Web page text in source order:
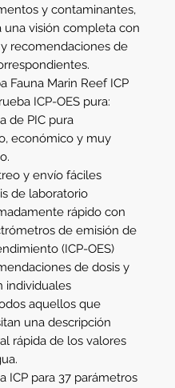
y contaminantes,
una visión completa con
y recomendaciones de
Fauna Marin Reef ICP
ICP-OES pura:
de PIC pura
económico y muy
y envío fáciles
de laboratorio
rápido con
de emisión de
(ICP-OES)
de dosis y
individuales
aquellos que
una descripción
rápida de los valores
ICP para 37 parámetros